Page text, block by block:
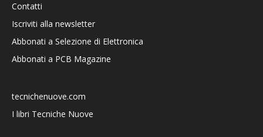
Contatti
Iscriviti alla newsletter
Abbonati a Selezione di Elettronica
Abbonati a PCB Magazine
tecnichenuove.com
I libri Tecniche Nuove